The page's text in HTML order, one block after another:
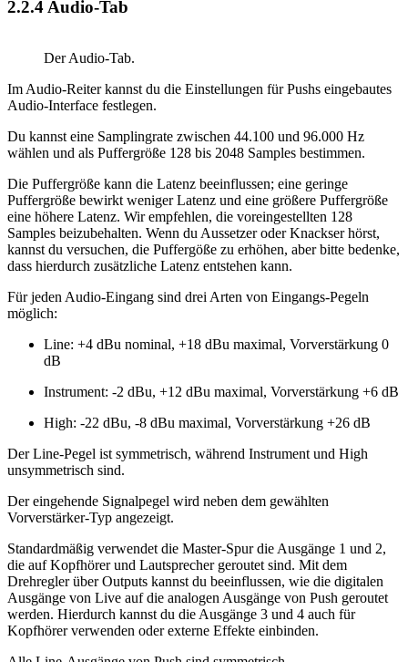
2.2.4 Audio-Tab
Der Audio-Tab.
Im Audio-Reiter kannst du die Einstellungen für Pushs eingebautes
Audio-Interface festlegen.
Du kannst eine Samplingrate zwischen 44.100 und 96.000 Hz
wählen und als Puffergröße 128 bis 2048 Samples bestimmen.
Die Puffergröße kann die Latenz beeinflussen; eine geringe
Puffergröße bewirkt weniger Latenz und eine größere Puffergröße
eine höhere Latenz. Wir empfehlen, die voreingestellten 128
Samples beizubehalten. Wenn du Aussetzer oder Knackser hörst,
kannst du versuchen, die Puffergöße zu erhöhen, aber bitte bedenke,
dass hierdurch zusätzliche Latenz entstehen kann.
Für jeden Audio-Eingang sind drei Arten von Eingangs-Pegeln
möglich:
Line: +4 dBu nominal, +18 dBu maximal, Vorverstärkung 0
dB
Instrument: -2 dBu, +12 dBu maximal, Vorverstärkung +6 dB
High: -22 dBu, -8 dBu maximal, Vorverstärkung +26 dB
Der Line-Pegel ist symmetrisch, während Instrument und High
unsymmetrisch sind.
Der eingehende Signalpegel wird neben dem gewählten
Vorverstärker-Typ angezeigt.
Standardmäßig verwendet die Master-Spur die Ausgänge 1 und 2,
die auf Kopfhörer und Lautsprecher geroutet sind. Mit dem
Drehregler über Outputs kannst du beeinflussen, wie die digitalen
Ausgänge von Live auf die analogen Ausgänge von Push geroutet
werden. Hierdurch kannst du die Ausgänge 3 und 4 auch für
Kopfhörer verwenden oder externe Effekte einbinden.